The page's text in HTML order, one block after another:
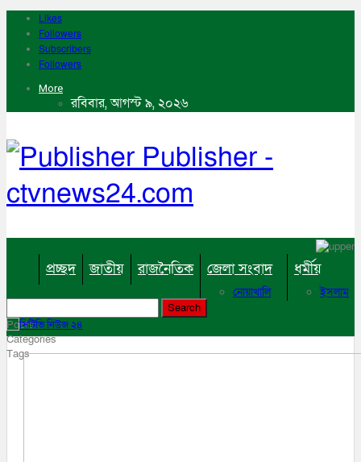
Likes
Followers
Subscribers
Followers
More
রবিবার, আগস্ট ৯, ২০২৬
Publisher -
ctvnews24.com
প্রচ্ছদ জাতীয় রাজনৈতিক জেলা সংবাদ
নোয়াখালি
নারায়নগঞ্জ
ব্রাহ্মণবাড়িয়া
ধর্মীয়
ইসলাম
খ্রিষ্টান
Posts
Categories
Tags